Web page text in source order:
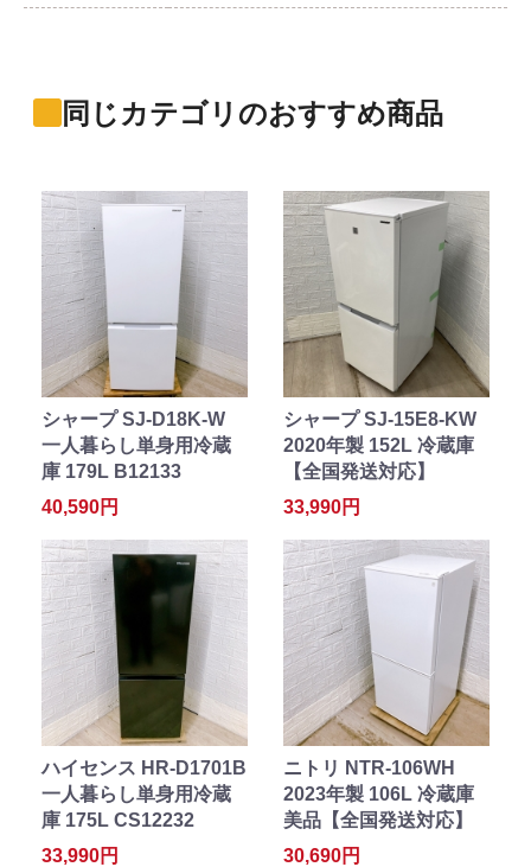
同じカテゴリのおすすめ商品
シャープ SJ-D18K-W
一人暮らし単身用冷蔵
庫 179L B12133
40,590円
シャープ SJ-15E8-KW
2020年製 152L 冷蔵庫
【全国発送対応】
33,990円
ハイセンス HR-D1701B
一人暮らし単身用冷蔵
庫 175L CS12232
33,990円
ニトリ NTR-106WH
2023年製 106L 冷蔵庫
美品【全国発送対応】
30,690円